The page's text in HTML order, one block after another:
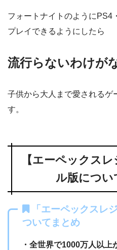
フォートナイトのようにPS4
プレイできるようにしたら
流行らないわけが
子供から大人まで愛されるゲ
す。
【エーペックス
ル版につい
「エーペックスレ
ついてまとめ
・全世界で1000万人以